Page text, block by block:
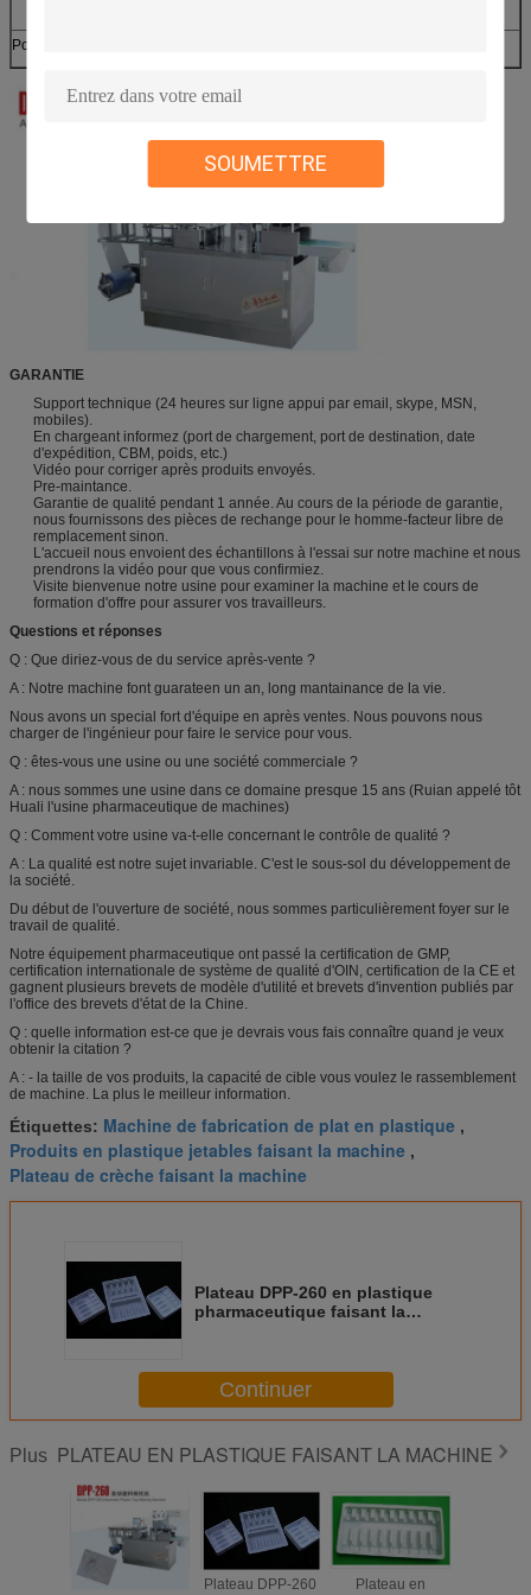
SOUMETTRE
Poids
GARANTIE
Support technique (24 heures sur ligne appui par email, skype, MSN,
mobiles).
En chargeant informez (port de chargement, port de destination, date
d'expédition, CBM, poids, etc.)
Vidéo pour corriger après produits envoyés.
Pre-maintance.
Garantie de qualité pendant 1 année. Au cours de la période de garantie,
nous fournissons des pièces de rechange pour le homme-facteur libre de
remplacement sinon.
L'accueil nous envoient des échantillons à l'essai sur notre machine et nous
prendrons la vidéo pour que vous confirmiez.
Visite bienvenue notre usine pour examiner la machine et le cours de
formation d'offre pour assurer vos travailleurs.
Questions et réponses
Q : Que diriez-vous de du service après-vente ?
A : Notre machine font guarateen un an, long mantainance de la vie.
Nous avons un special fort d'équipe en après ventes. Nous pouvons nous
charger de l'ingénieur pour faire le service pour vous.
Q : êtes-vous une usine ou une société commerciale ?
A : nous sommes une usine dans ce domaine presque 15 ans (Ruian appelé tôt
Huali l'usine pharmaceutique de machines)
Q : Comment votre usine va-t-elle concernant le contrôle de qualité ?
A : La qualité est notre sujet invariable. C'est le sous-sol du développement de
la société.
Du début de l'ouverture de société, nous sommes particulièrement foyer sur le
travail de qualité.
Notre équipement pharmaceutique ont passé la certification de GMP,
certification internationale de système de qualité d'OIN, certification de la CE et
gagnent plusieurs brevets de modèle d'utilité et brevets d'invention publiés par
l'office des brevets d'état de la Chine.
Q : quelle information est-ce que je devrais vous fais connaître quand je veux
obtenir la citation ?
A : - la taille de vos produits, la capacité de cible vous voulez le rassemblement
de machine. La plus le meilleur information.
Étiquettes: Machine de fabrication de plat en plastique ,
Produits en plastique jetables faisant la machine ,
Plateau de crèche faisant la machine
Plateau DPP-260 en plastique
pharmaceutique faisant la
Continuer
Plus PLATEAU EN PLASTIQUE FAISANT LA MACHINE
Machine de
Plateau DPP-260
Plateau en